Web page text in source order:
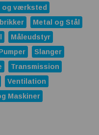
og værksted
Metal og Stål
Måleudstyr
Slanger
Transmission
Ventilation
Maskiner